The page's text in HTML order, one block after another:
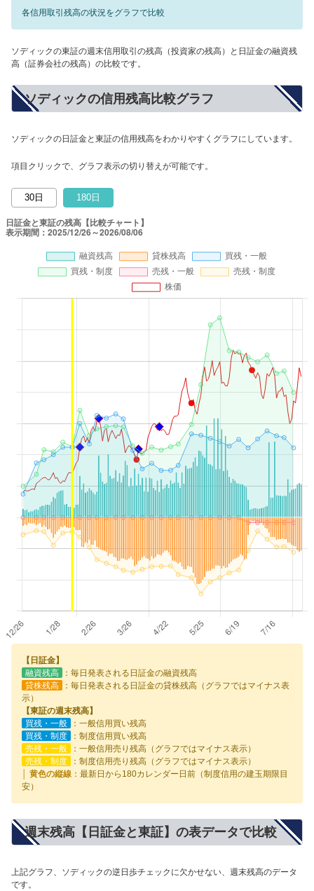
各信用取引残高の状況をグラフで比較
ソディックの東証の週末信用取引の残高（投資家の残高）と日証金の融資残
高（証券会社の残高）の比較です。
ソディックの信用残高比較グラフ
ソディックの日証金と東証の信用残高をわかりやすくグラフにしています。
項目クリックで、グラフ表示の切り替えが可能です。
30日 180日
【日証金】
融資残高
：毎日発表される日証金の融資残高
貸株残高
：毎日発表される日証金の貸株残高（グラフではマイナス表
示）
【東証の週末残高】
買残・一般
：一般信用買い残高
買残・制度
：制度信用買い残高
売残・一般
：一般信用売り残高（グラフではマイナス表示）
売残・制度
：制度信用売り残高（グラフではマイナス表示）
│ 黄色の縦線 ：最新日から180カレンダー日前（制度信用の建玉期限目
安）
週末残高【日証金と東証】の表データで比較
上記グラフ、ソディックの逆日歩チェックに欠かせない、週末残高のデータ
です。